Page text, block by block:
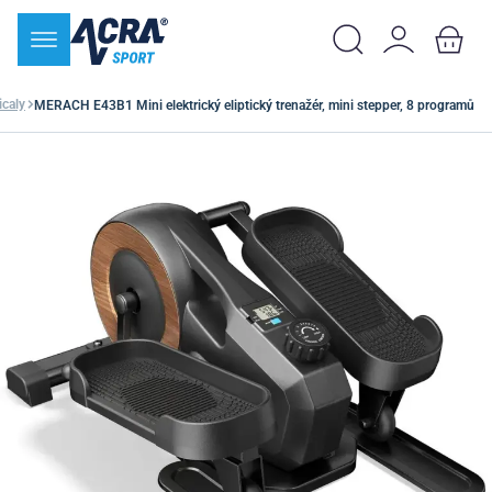
MERACH E43B1 Mini elektrický eliptický trenažér, mini stepper, 8 programů